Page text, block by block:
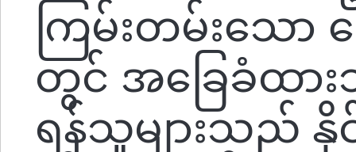
ကြမ်းတမ်းသော
တွင် အခြေခံထာ
ရန်သူများသည်